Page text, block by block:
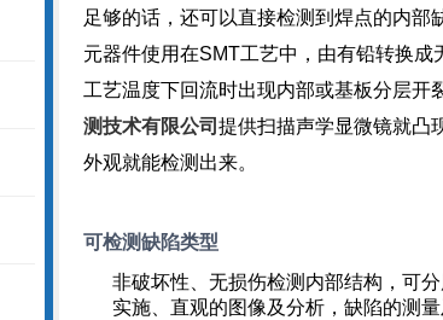
足够的话，还可以直接检测到焊点的内
元器件使用在SMT工艺中，由有铅转换
工艺温度下回流时出现内部或基板分层开
测技术有限公司 提供扫描声学显微镜就凸
外观就能检测出来。
可检测缺陷类型
非破坏性、无损伤检测内部结构，可
实施、直观的图像及分析，缺陷的测